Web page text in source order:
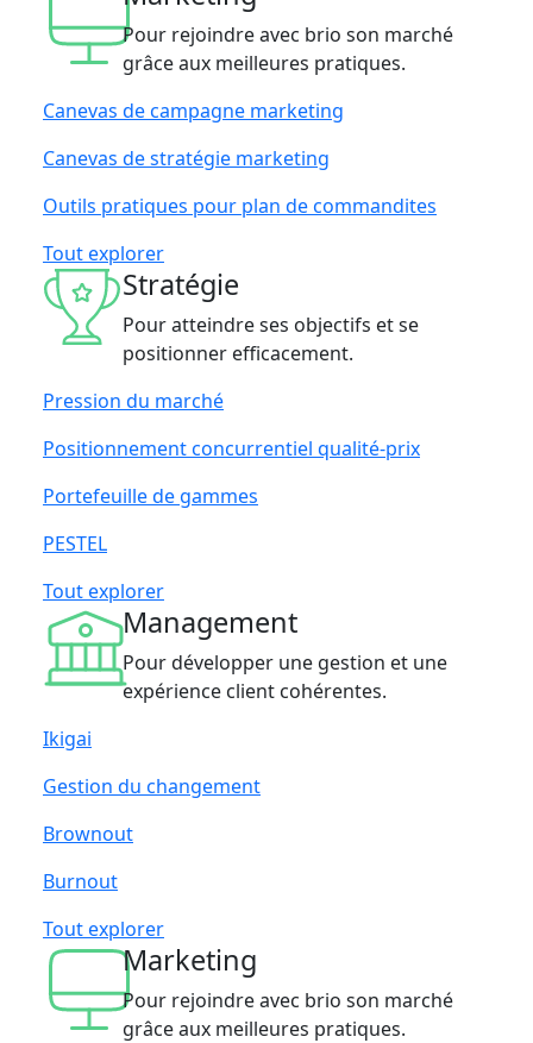
Pour rejoindre avec brio son marché
grâce aux meilleures pratiques.
Canevas de campagne marketing
Canevas de stratégie marketing
Outils pratiques pour plan de commandites
Tout explorer
Stratégie
Pour atteindre ses objectifs et se
positionner efficacement.
Pression du marché
Positionnement concurrentiel qualité-prix
Portefeuille de gammes
PESTEL
Tout explorer
Management
Pour développer une gestion et une
expérience client cohérentes.
Ikigai
Gestion du changement
Brownout
Burnout
Tout explorer
Marketing
Pour rejoindre avec brio son marché
grâce aux meilleures pratiques.